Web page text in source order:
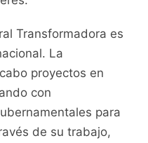
Transformadora es
La
proyectos en
con
para
de su trabajo,